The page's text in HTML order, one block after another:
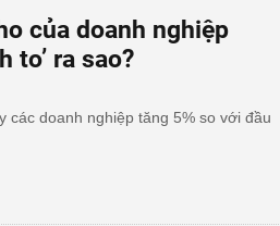
của doanh nghiệp
to’ ra sao?
các doanh nghiệp tăng 5% so với đầu